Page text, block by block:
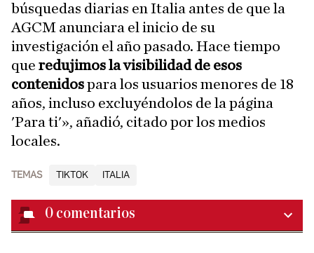
búsquedas diarias en Italia antes de que la
AGCM anunciara el inicio de su
investigación el año pasado. Hace tiempo
que redujimos la visibilidad de esos
contenidospara los usuarios menores de 18
años, incluso excluyéndolos de la página
'Para ti'», añadió, citado por los medios
locales.
TEMAS TIKTOK ITALIA
0 comentarios